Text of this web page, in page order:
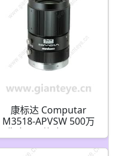
康标达 Computar
M3518-APVSW 500万
像素 2/3英寸 35mm